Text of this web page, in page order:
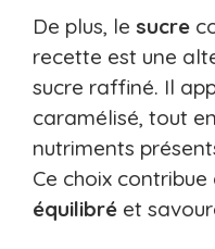
De plus, le sucre
recette est une
sucre raffiné. Il
caramélisé, tout
nutriments
Ce choix contribue
équilibré et